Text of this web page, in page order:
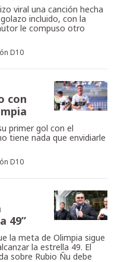
viral una canción hecha
incluido, con la
le compuso otro
D10
con
primer gol con el
tiene nada que envidiarle
D10
49”
la meta de Olimpia sigue
la estrella 49. El
sobre Rubio Ñu debe